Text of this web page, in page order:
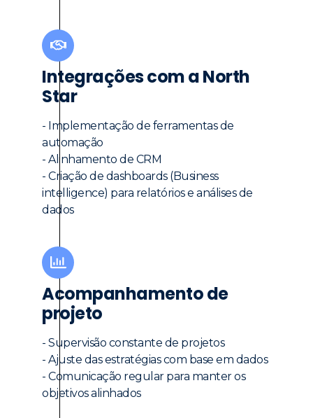
Integrações com a North
Star
- Implementação de ferramentas de
automação
- Alinhamento de CRM
- Criação de dashboards (Business
intelligence) para relatórios e análises de
dados
Acompanhamento de
projeto
- Supervisão constante de projetos
- Ajuste das estratégias com base em dados
- Comunicação regular para manter os
objetivos alinhados